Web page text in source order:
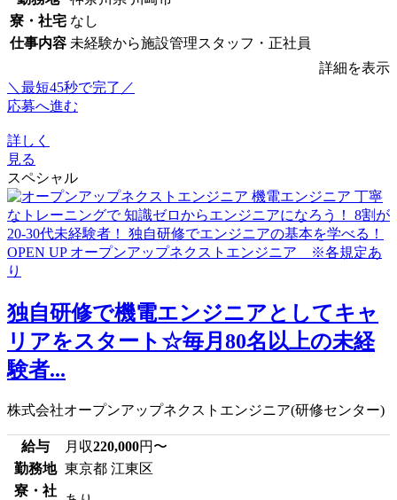
寮・社宅 なし
仕事内容 未経験から施設管理スタッフ・正社員
詳細を表示
＼最短45秒で完了／
応募へ進む
詳しく
見る
スペシャル
独自研修で機電エンジニアとしてキャ
リアをスタート☆毎月80名以上の未経
験者...
株式会社オープンアップネクストエンジニア(研修センター)
給与 月収220,000円〜
勤務地 東京都 江東区
寮・社